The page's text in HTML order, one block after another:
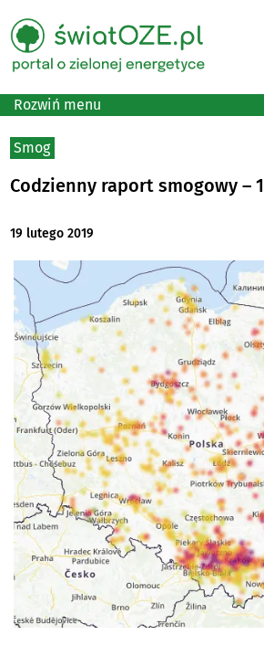
Rozwiń menu
Smog
Codzienny raport smogowy –
19 lutego 2019